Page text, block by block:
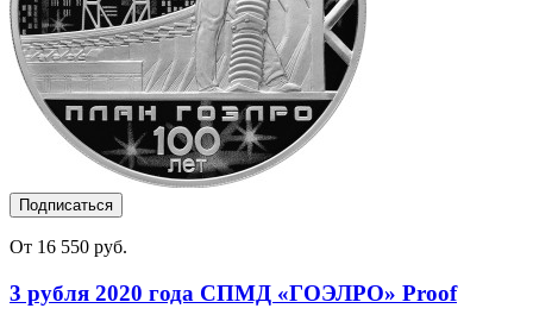
Подписаться
От 16 550 руб.
3 рубля 2020 года СПМД «ГОЭЛРО» Proof